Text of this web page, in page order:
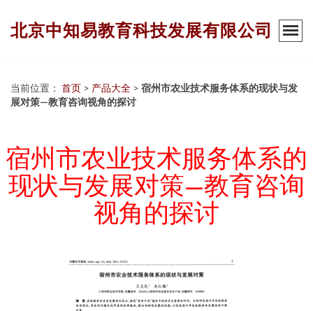
北京中知易教育科技发展有限公司
当前位置： 首页 > 产品大全 > 宿州市农业技术服务体系的现状与发
展对策—教育咨询视角的探讨
宿州市农业技术服务体系的
现状与发展对策—教育咨询
视角的探讨